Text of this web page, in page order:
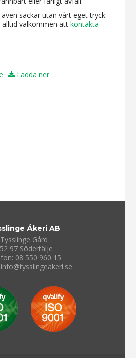
säckar utan vårt eget tryck.
alltid välkommen attkontakta
Ladda ner
Åkeri AB
Tysslinge Gård
97 Södertälje
08 550 960 15
info@tysslingeakeri.se